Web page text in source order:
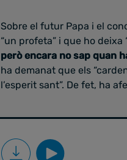
Sobre el futur Papa i el
“un profeta” i que ho deixa
però encara no sap quan
ha demanat que els
l’esperit sant”. De fet, ha